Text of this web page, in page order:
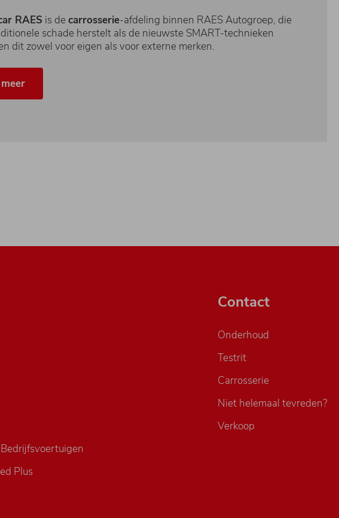
RAES is de carrosserie-afdeling binnen RAES Autogroep, die
schade herstelt als de nieuwste SMART-technieken
dit zowel voor eigen als voor externe merken.
Plus
Contact
Onderhoud
Testrit
Carrosserie
Niet helemaal tevreden?
Verkoop